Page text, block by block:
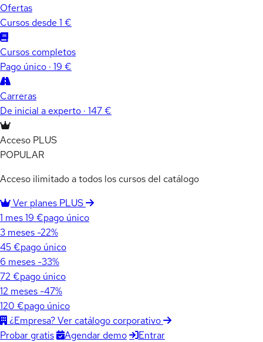
Ofertas
Cursos desde 1 €
Cursos completos
Pago único · 19 €
Carreras
De inicial a experto · 147 €
Acceso PLUS
POPULAR
Acceso ilimitado a todos los cursos del catálogo
Ver planes PLUS
1 mes19 €pago único
3 meses -22%
45 €pago único
6 meses -33%
72 €pago único
12 meses -47%
120 €pago único
¿Empresa? Ver catálogo corporativo
Probar gratis
Agendar demo Entrar